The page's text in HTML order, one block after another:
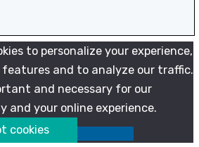
to personalize your experience,
features and to analyze our traffic.
and necessary for our
your online experience.
cookies